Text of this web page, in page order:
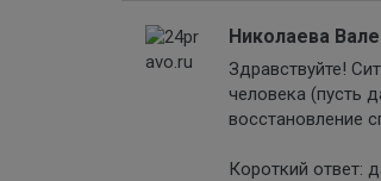
Николаева
Здравствуйте!
человека (пусть
восстановление
Короткий ответ: